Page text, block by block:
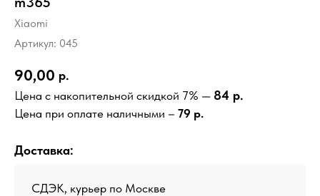
Xiaomi
Артикул: 045
90,00 р.
Цена с накопительной скидкой 7% — 84 р.
Цена при оплате наличными – 79 р.
Доставка:
СДЭК, курьер по Москве